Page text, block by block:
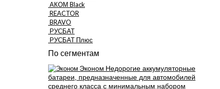
АКОМ Black
REACTOR
BRAVO
РУСБАТ
РУСБАТ Плюс
По сегментам
Эконом Недорогие аккумуляторные
батареи, предназначенные для автомобилей
среднего класса с минимальным набором